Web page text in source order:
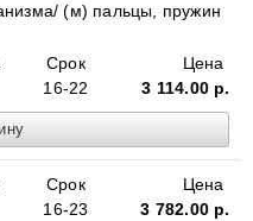
(м) пальцы, пружин
Срок
16-22
Цена
3 114.00 р.
Срок
16-23
Цена
3 782.00 р.